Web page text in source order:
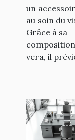
Forever ?
un
au soin du
Grâce à sa
vera, il